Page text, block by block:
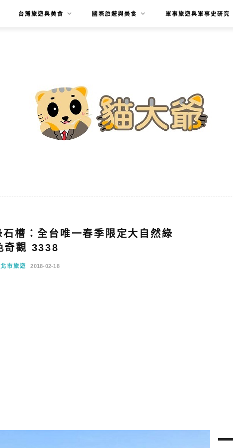
台灣旅遊與美食 國際旅遊與美食 軍事旅遊與軍事史研究
石槽：全台唯一春季限定大自然綠
奇觀 3338
市旅遊 2018-02-18